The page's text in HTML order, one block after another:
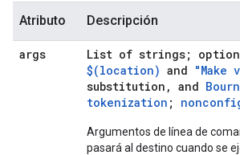
Atributo Descripción
args
List of strings;
$(location) and "Make
substitution, and
tokenization ;
Argumentos de línea de
pasará al destino cuando se